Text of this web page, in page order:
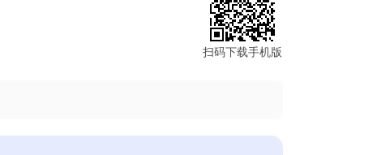
扫码下载手机版